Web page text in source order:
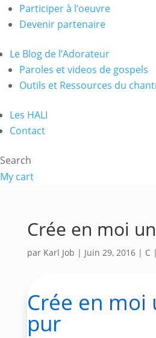
Participer à l’oeuvre
Devenir partenaire
Le Blog de l’Adorateur
Paroles et videos de gospels
Outils et Ressources du
Les HALI
Contact
Search
My cart
Crée en moi
par Karl Job | Juin 29, 2016| C|
Crée en
pur